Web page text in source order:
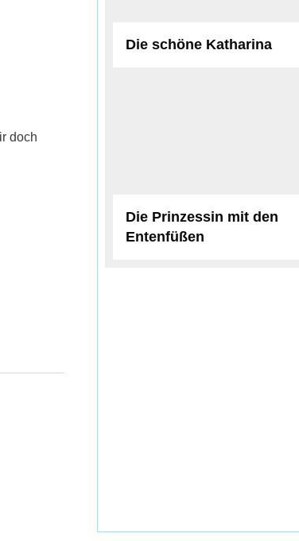
doch
Die schöne Katharina
Die Prinzessin mit den
Entenfüßen